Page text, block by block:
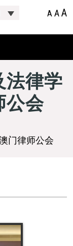
A AA
法律学
公会
门律师公会